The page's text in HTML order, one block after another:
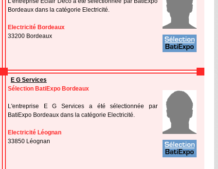
Bordeaux dans la catégorie Electricité.
Electricité Bordeaux
33200 Bordeaux
E G Services
Sélection BatiExpo Bordeaux
L'entreprise E G Services a été sélectionnée par
BatiExpo Bordeaux dans la catégorie Electricité.
Electricité Léognan
33850 Léognan